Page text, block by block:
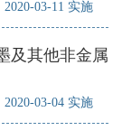
2020-03-11 实施
及其他非金属
2020-03-04 实施